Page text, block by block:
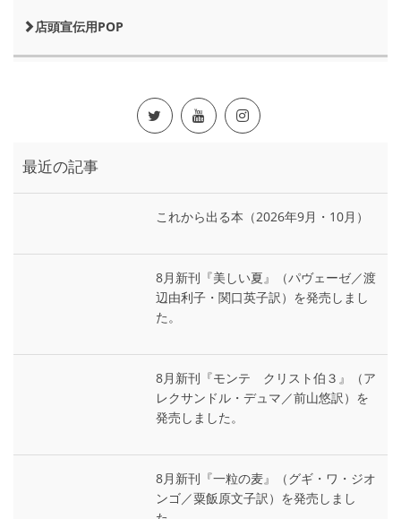
店頭宣伝用POP
最近の記事
これから出る本（2026年9月・10月）
8月新刊『美しい夏』（パヴェーゼ／渡
辺由利子・関口英子訳）を発売しまし
た。
8月新刊『モンテ゠クリスト伯３』（ア
レクサンドル・デュマ／前山悠訳）を
発売しました。
8月新刊『一粒の麦』（グギ・ワ・ジオ
ンゴ／粟飯原文子訳）を発売しまし